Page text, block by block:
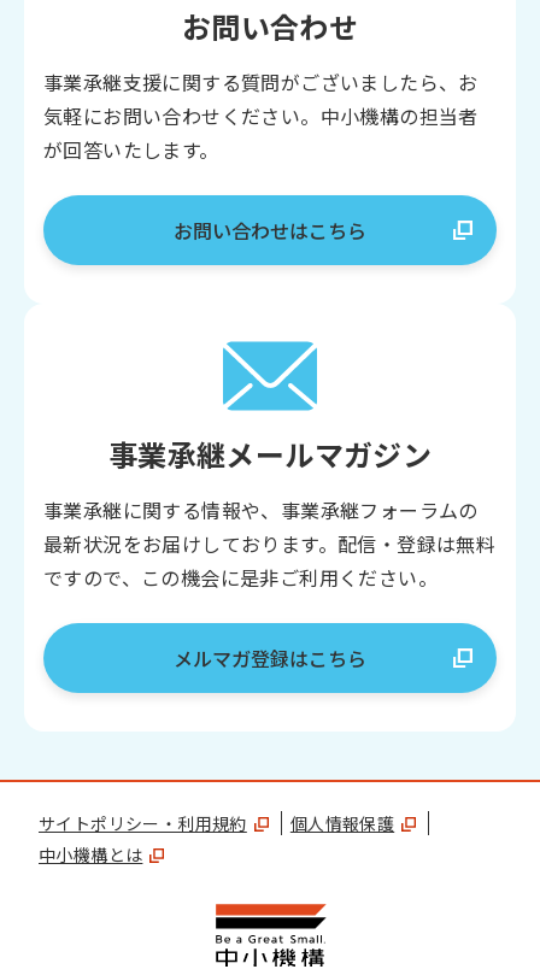
お問い合わせ
事業承継支援に関する質問がございましたら、お
気軽にお問い合わせください。中小機構の担当者
が回答いたします。
お問い合わせはこちら
事業承継メールマガジン
事業承継に関する情報や、事業承継フォーラムの
最新状況をお届けしております。配信・登録は無料
ですので、この機会に是非ご利用ください。
メルマガ登録はこちら
サイトポリシー・利用規約
個人情報保護
中小機構とは